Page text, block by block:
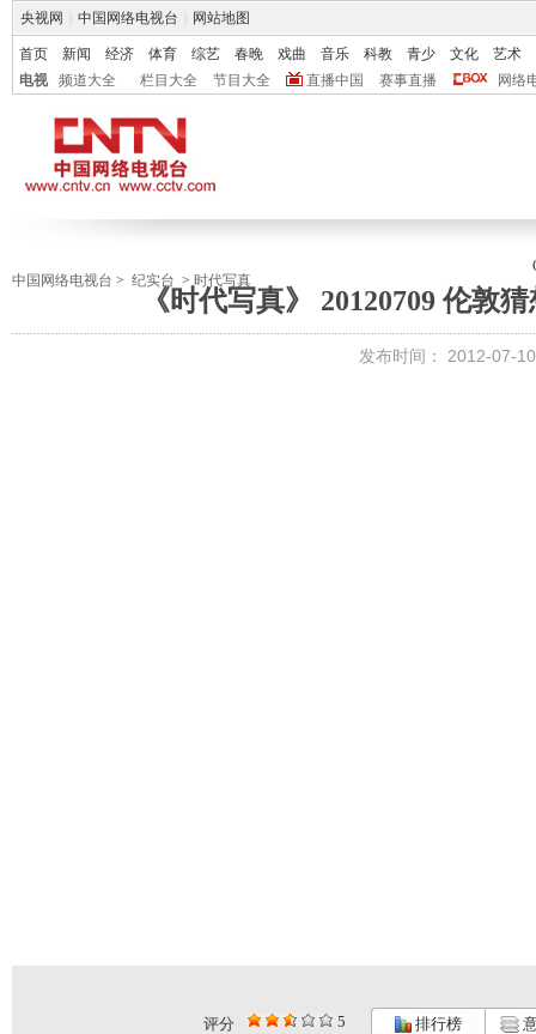
央视网 中国网络电视台 网站地图
首页 新闻 经济 体育 综艺 春晚 戏曲 音乐 科教 青少 文化
艺术
电视
频道大全 栏目大全 节目大全 直播中国 赛事直播 网络
中国网络电视台 > 纪实台 > 时代写真
《时代写真》 20120709 伦敦
发布时间： 2012-07-
评分 5 排行榜